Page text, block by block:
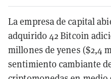
La empresa de capital
adquirido 42 Bitcoin
millones de yenes ($2,4
sentimiento cambiante